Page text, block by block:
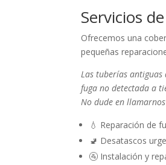
Servicios
Ofrecemos una
pequeñas
Las tuberías antiguas
fuga no detectada a
No dude en
💧 Reparación de
🚽 Desatascos
🚰 Instalación y